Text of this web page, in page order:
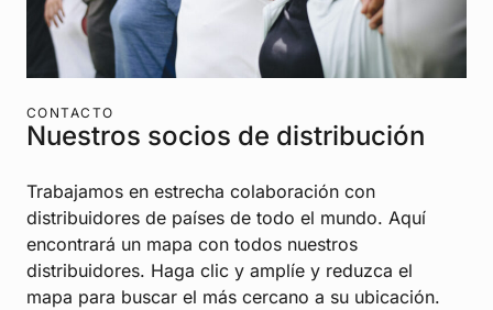
CONTACTO
Nuestros socios de distribución
Trabajamos en estrecha colaboración con
distribuidores de países de todo el mundo. Aquí
encontrará un mapa con todos nuestros
distribuidores. Haga clic y amplíe y reduzca el
mapa para buscar el más cercano a su ubicación.